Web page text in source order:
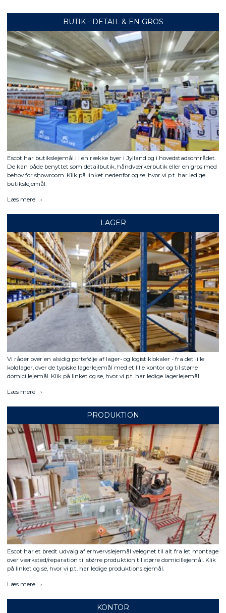
BUTIK - DETAIL & EN GROS
Escot har butikslejemål i i en række byer i Jylland og i hovedstadsområdet.
De kan både benyttet som detailbutik, håndværkerbutik eller en gros med
behov for showroom. Klik på linket nedenfor og se, hvor vi p.t. har ledige
butikslejemål.
Læs mere
LAGER
Vi råder over en alsidig portefølje af lager- og logistiklokaler - fra det lille
koldlager, over de typiske lagerlejemål med et lille kontor og til større
domicillejemål. Klik på linket og se, hvor vi p.t. har ledige lagerlejemål.
Læs mere
PRODUKTION
Escot har et bredt udvalg af erhvervslejemål velegnet til alt fra let montage
over værksted/reparation til større produktion til større domicillejemål. Klik
på linket og se, hvor vi p.t. har ledige produktionslejemål.
Læs mere
KONTOR